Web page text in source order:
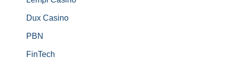
Dux Casino
PBN
FinTech